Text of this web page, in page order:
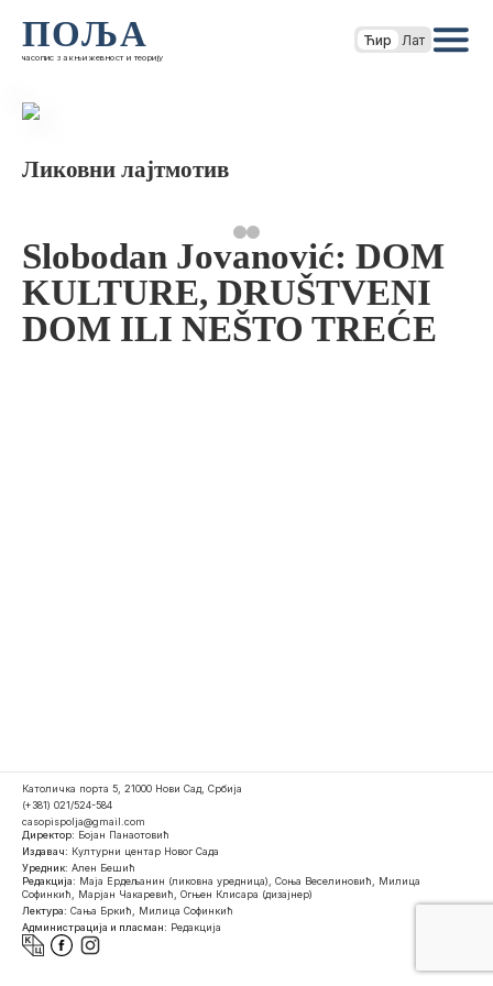
ПОЉА
часопис за књижевност и теорију
Ћир Лат
Ликовни лајтмотив
Slobodan Jovanović: DOM
KULTURE, DRUŠTVENI
DOM ILI NEŠTO TREĆE
Католичка порта 5, 21000 Нови Сад, Србија
(+381) 021/524-584
casopispolja@gmail.com
Директор: Бојан Панаотовић
Издавач: Културни центар Новог Сада
Уредник: Ален Бешић
Редакција: Маја Ердељанин (ликовна уредница), Соња Веселиновић, Милица
Софинкић, Марјан Чакаревић, Огњен Клисара (дизајнер)
Лектура: Сања Бркић, Милица Софинкић
Администрација и пласман: Редакција